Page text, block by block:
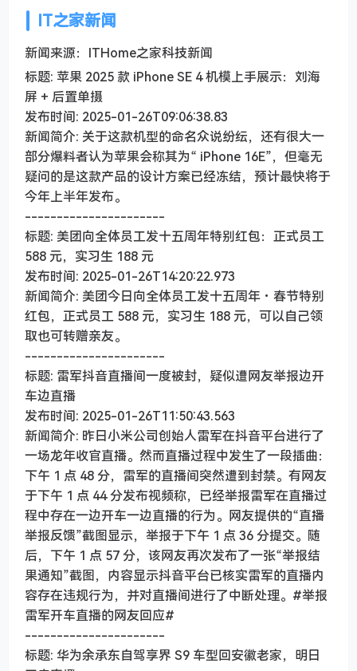
IT之家新闻
新闻来源：ITHome之家科技新闻
标题: 苹果 2025 款 iPhone SE 4 机模上手展示：刘海
屏 + 后置单摄
发布时间: 2025-01-26T09:06:38.83
新闻简介: 关于这款机型的命名众说纷纭，还有很大一
部分爆料者认为苹果会称其为“ iPhone 16E”，但毫无
疑问的是这款产品的设计方案已经冻结，预计最快将于
今年上半年发布。
----------------------
标题: 美团向全体员工发十五周年特别红包：正式员工
588 元，实习生 188 元
发布时间: 2025-01-26T14:20:22.973
新闻简介: 美团今日向全体员工发十五周年・春节特别
红包，正式员工 588 元，实习生 188 元，可以自己领
取也可转赠亲友。
----------------------
标题: 雷军抖音直播间一度被封，疑似遭网友举报边开
车边直播
发布时间: 2025-01-26T11:50:43.563
新闻简介: 昨日小米公司创始人雷军在抖音平台进行了
一场龙年收官直播。然而直播过程中发生了一段插曲：
下午 1 点 48 分，雷军的直播间突然遭到封禁。有网友
于下午 1 点 44 分发布视频称，已经举报雷军在直播过
程中存在一边开车一边直播的行为。网友提供的“直播
举报反馈”截图显示，举报于下午 1 点 36 分提交。随
后，下午 1 点 57 分，该网友再次发布了一张“举报结
果通知”截图，内容显示抖音平台已核实雷军的直播内
容存在违规行为，并对直播间进行了中断处理。#举报
雷军开车直播的网友回应#
----------------------
标题: 华为余承东自驾享界 S9 车型回安徽老家，明日